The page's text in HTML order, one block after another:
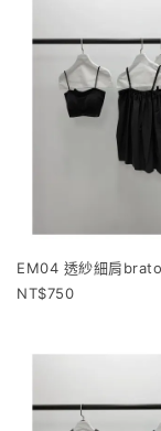
EM04 透紗細肩
750